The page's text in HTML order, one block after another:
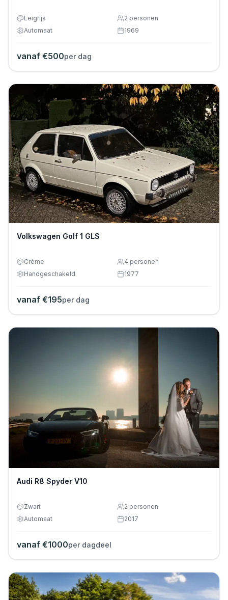
Leigrijs 2 personen
Automaat
1969
vanaf €500per dag
Volkswagen Golf 1 GLS
Crème 4 personen
Handgeschakeld
1977
vanaf €195per dag
Audi R8 Spyder V10
Zwart 2 personen
Automaat
2017
vanaf €1000per dagdeel